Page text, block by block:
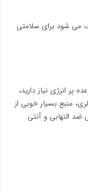
می شود برای سلامتی
انرژی نیاز دارید،
مناسبی است.خرما با ۱۱۶۰ کالری، منبع بسیار خوبی از
التهابی و آنتی